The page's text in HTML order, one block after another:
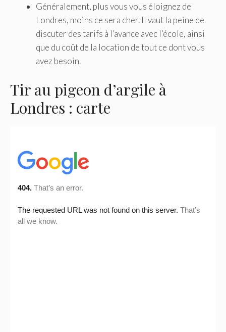
Généralement, plus vous vous éloignez de
Londres, moins ce sera cher. Il vaut la peine de
discuter des tarifs à l’avance avec l’école, ainsi
que du coût de la location de tout ce dont vous
avez besoin.
Tir au pigeon d’argile à
Londres : carte